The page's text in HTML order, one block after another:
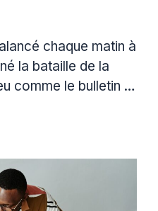
chaque matin à
la bataille de la
comme le bulletin …